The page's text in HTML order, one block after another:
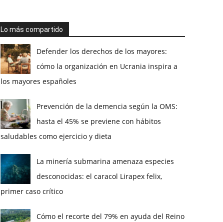
Lo más compartido
Defender los derechos de los mayores:
cómo la organización en Ucrania inspira a
los mayores españoles
Prevención de la demencia según la OMS:
hasta el 45% se previene con hábitos
saludables como ejercicio y dieta
La minería submarina amenaza especies
desconocidas: el caracol Lirapex felix,
primer caso crítico
Cómo el recorte del 79% en ayuda del Reino